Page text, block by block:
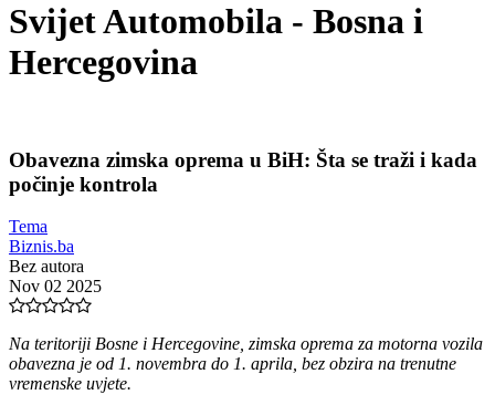
Svijet Automobila - Bosna i
Hercegovina
Obavezna zimska oprema u BiH: Šta se traži i kada
počinje kontrola
Tema
Biznis.ba
Bez autora
Nov 02 2025
Na teritoriji Bosne i Hercegovine, zimska oprema za motorna vozila
obavezna je od 1. novembra do 1. aprila, bez obzira na trenutne
vremenske uvjete.